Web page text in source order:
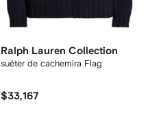
Ralph Lauren Collection
suéter de cachemira Flag
$33,167